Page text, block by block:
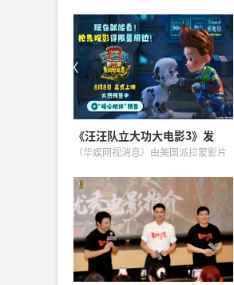
《汪汪队立大功大电影3》发
布“暖心相伴”预告 暑假亲子观
影首选
（华娱网视消息）由美国派拉蒙影片
IP《汪汪队立大功》的全新大电影——
《汪汪队立大功大电影3：勇闯恐龙
岛》今日曝光“暖心相伴”预告...